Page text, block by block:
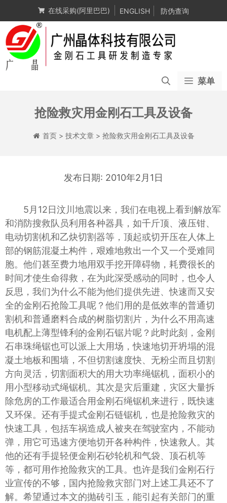
至
内
容
在线采购(阿里巴巴) ENGLISH 防伪查询
菜单
抢险救灾用金刚石工具及设备
首页> 技术文章> 抢险救灾用金刚石工具及设备
2010年2月1日
5月12日汶川地震以来，我们在电视上看到解放军
和消防搜救队员利用各种器具，如千斤顶、液压钳、
电动切割机和乙炔切割器等，顶起或切开压在人体上
部的钢筋混凝土构件，艰难地救出一个又一个受难同
胞。他们甚至费力地用双手挖开障碍物，耗费很长的
时间才使生命得救，在为此深受感动的同时，也令人
反思，我们为什么不能为他们提供先进、快速而又安
全的金刚石抢险工具呢？他们用的是低效率的普通切
割机和普通磨料合成的树脂切割片，为什么不用高速
电机配上薄型锋利的金刚石锯片呢？此时此刻，金刚
石串珠绳锯也可以派上大用场，快速地切开坍塌的混
凝土地板和围墙，不但切割速度快、无粉尘而且切割
方向灵活，切割面积大的用大功率绳锯机，面积小的
用小型移动式绳锯机。其次是灾后重建，灾区大量拆
除危房的工作最适合用金刚石绳锯机来进行，既快速
又环保。还有手提式金刚石链锯机，也是抢险救灾的
快速工具，包括车祸造成人被夹在驾驶室内，不能动
弹，用它可迅速方便地切开各种构件，快速救人。其
他的还有手提轻便金刚石砂轮机和气袋、顶石机等
等，都可用作抢险救灾的工具。也许是我们金刚石行
业宣传的不够，国内抢险救灾部门对上述工具还不了
解。希望通过本文的抛砖引玉，能引起有关部门的重